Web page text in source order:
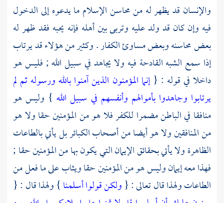
والإنسان قد يظهر له من محاسن الإسلام ما يدعوه إلى الدخول
فيه وإن كان قد ولد عليه وتربى بين أهله فإنه يحبه فقد ظهر له
بعض محاسنه وبعض مساوئ الكفار . وكثير من هؤلاء قد يرتاب
إذا سمع الشبه القادحة فيه ولا يجاهد في سبيل الله ; فليس هو
داخلا في قوله : {إنما المؤمنون الذين آمنوا بالله ورسوله ثم لم
يرتابوا وجاهدوا بأموالهم وأنفسهم في سبيل الله } وليس هو
منافقا في الباطن مضمرا للكفر فلا هو من المؤمنين حقا ولا هو
من المنافقين ولا هو أيضا من أصحاب الكبائر بل يأتي بالطاعات
الظاهرة ولا يأتي بحقائق الإيمان التي يكون بها من المؤمنين حقا ;
فهذا معه إيمان وليس هو من المؤمنين حقا ويثاب على ما فعل من
الطاعات ولهذا قال تعالى : {ولكن قولوا أسلمنا} ولهذا قال : {